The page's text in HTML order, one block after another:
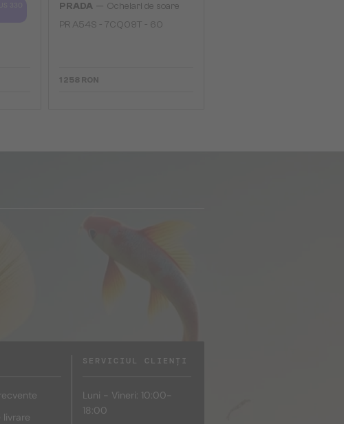
PRADA
Ochelari de soare
PR A54S - 7CQ09T - 60
1 258 RON
livrare
SERVICIUL CLIENȚI
Luni - Vineri: 10:00-
18:00